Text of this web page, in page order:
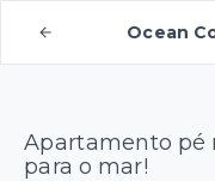
Ocean
Apartamento pé
para o mar!